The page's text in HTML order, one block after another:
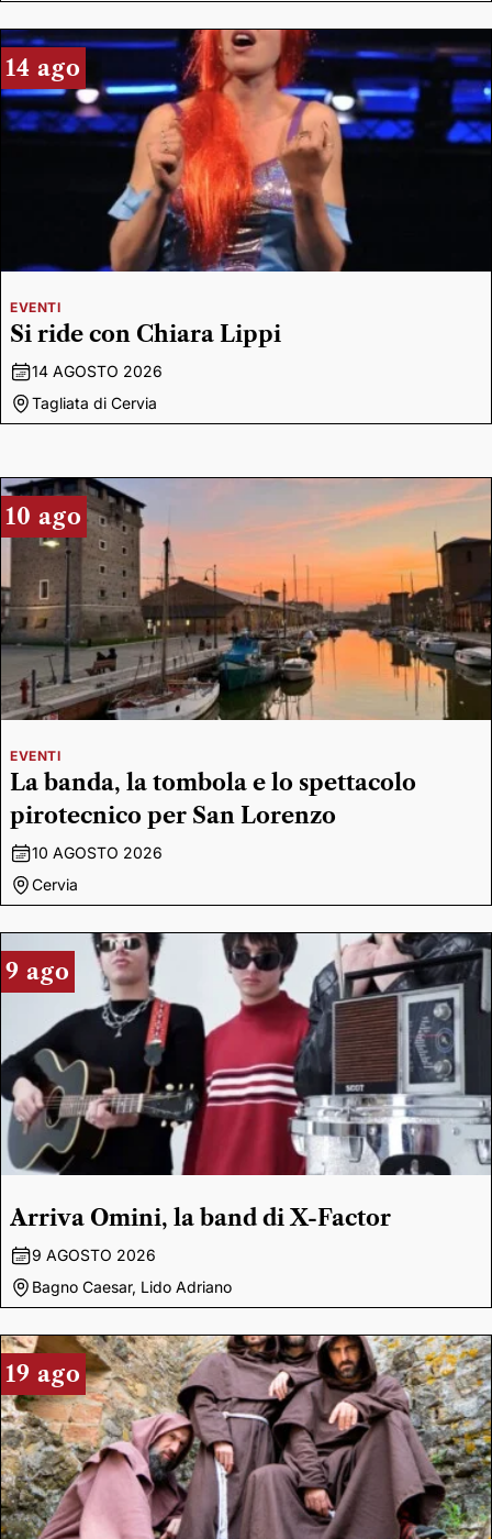
14 ago
EVENTI
Si ride con Chiara Lippi
14 AGOSTO 2026
Tagliata di Cervia
10 ago
EVENTI
La banda, la tombola e lo spettacolo
pirotecnico per San Lorenzo
10 AGOSTO 2026
Cervia
9 ago
Arriva Omini, la band di X-Factor
9 AGOSTO 2026
Bagno Caesar, Lido Adriano
19 ago